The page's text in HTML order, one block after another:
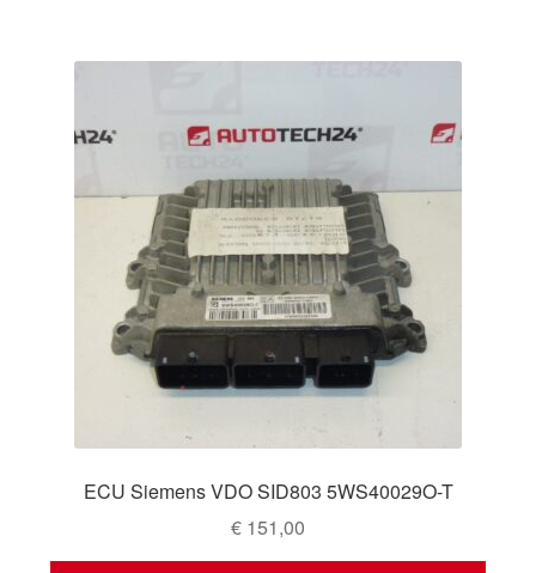
ECU Siemens VDO SID803 5WS40029O-T
€ 151,00